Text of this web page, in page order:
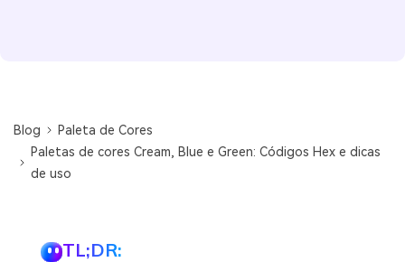
Blog
Paleta de Cores
Paletas de cores Cream, Blue e Green: Códigos Hex e dicas
de uso
TL;DR: